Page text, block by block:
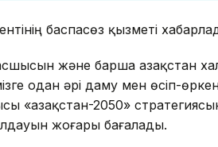
баспасөз қызметі
және барша Қазақстан
одан әрі даму мен өсіп-
«Қазақстан-2050»
жоғары бағалады.